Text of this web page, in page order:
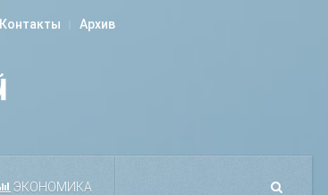
Контакты Архив
ЭКОНОМИКА